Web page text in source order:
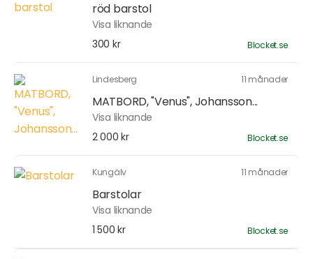
röd barstol
Visa liknande
300 kr
Blocket.se
Lindesberg 11 månader
MATBORD, "Venus", Johansson...
Visa liknande
2 000 kr
Blocket.se
Kungälv 11 månader
Barstolar
Visa liknande
1 500 kr
Blocket.se